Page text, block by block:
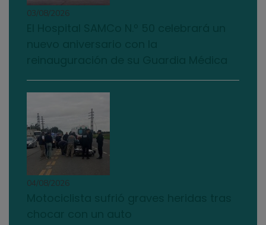
03/08/2026
04/08/2026